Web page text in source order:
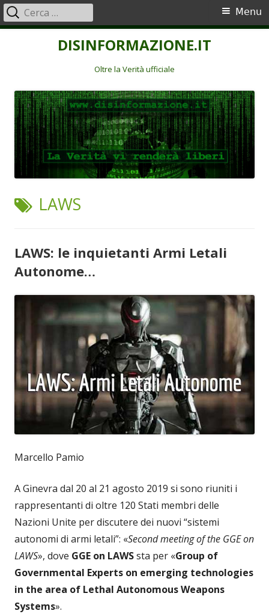
DISINFORMAZIONE.IT
Oltre la Verità ufficiale
Menu
principale
Menu
Ricerca
per:
TAG:
LAWS
LAWS: le inquietanti Armi Letali
Autonome…
Marcello Pamio
A Ginevra dal 20 al 21 agosto 2019 si sono riuniti i
rappresentanti di oltre 120 Stati membri delle
Nazioni Unite per discutere dei nuovi “sistemi
autonomi di armi letali”: «Second meeting of the GGE on
LAWS», dove GGE on LAWSsta per «Group of
Governmental Experts on emerging technologies
in the area of Lethal Autonomous Weapons
Systems».